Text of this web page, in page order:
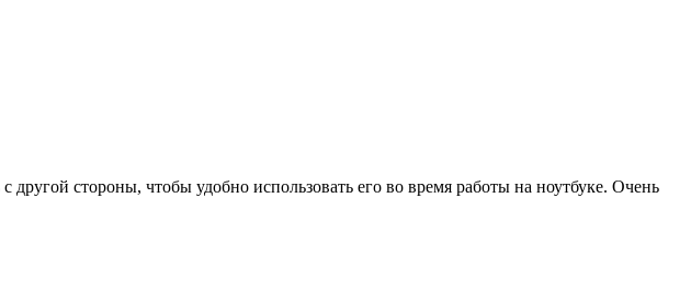
стороны, чтобы удобно использовать его во время работы на ноутбуке. Очень